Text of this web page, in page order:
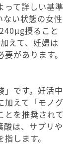
って詳しい基準
ない状態の女性
摂ること
えて、妊婦は
があります。
」です。妊活中
加えて「モノグ
とを推奨されて
酸は、サプリや
します。